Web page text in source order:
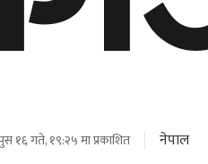
१६ गते, १९:२५ मा प्रकाशित नेपाल